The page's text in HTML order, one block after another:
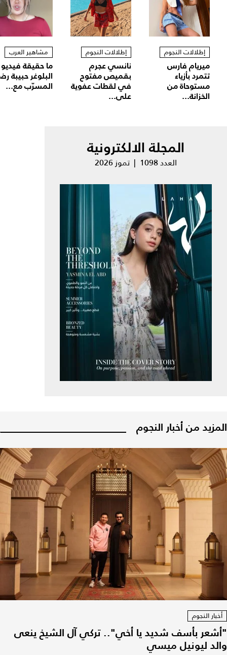
إطلالات النجوم
ميريام فارس
تتمرد بأزياء
مستوحاة من
الخزانة...
إطلالات النجوم
نانسي عجرم
بقميص مفتوح
في لقطات عفوية
على...
مشاهير العرب
ما حقيقة فيديو
البلوغر حبيبة
المسرّب مع...
المجلة الالكترونية
العدد 1098 | تموز 2026
المزيد من أخبار النجوم
أخبار النجوم
"أشعر بأسف شديد يا أخي".. تركي آل الشيخ ينعى
والد ليونيل ميسي